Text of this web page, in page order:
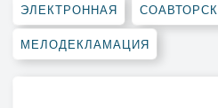
ЭЛЕКТРОННАЯ
МЕЛОДЕКЛАМАЦИЯ